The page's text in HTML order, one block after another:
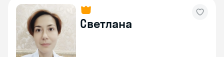
Светлана